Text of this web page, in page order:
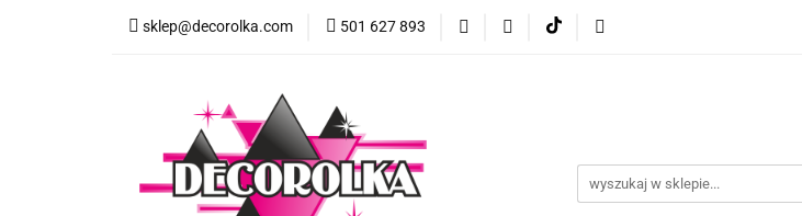
sklep@decorolka.com 501 627 893